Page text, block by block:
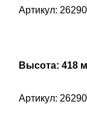
Артикул:
Высота: 418
Артикул: